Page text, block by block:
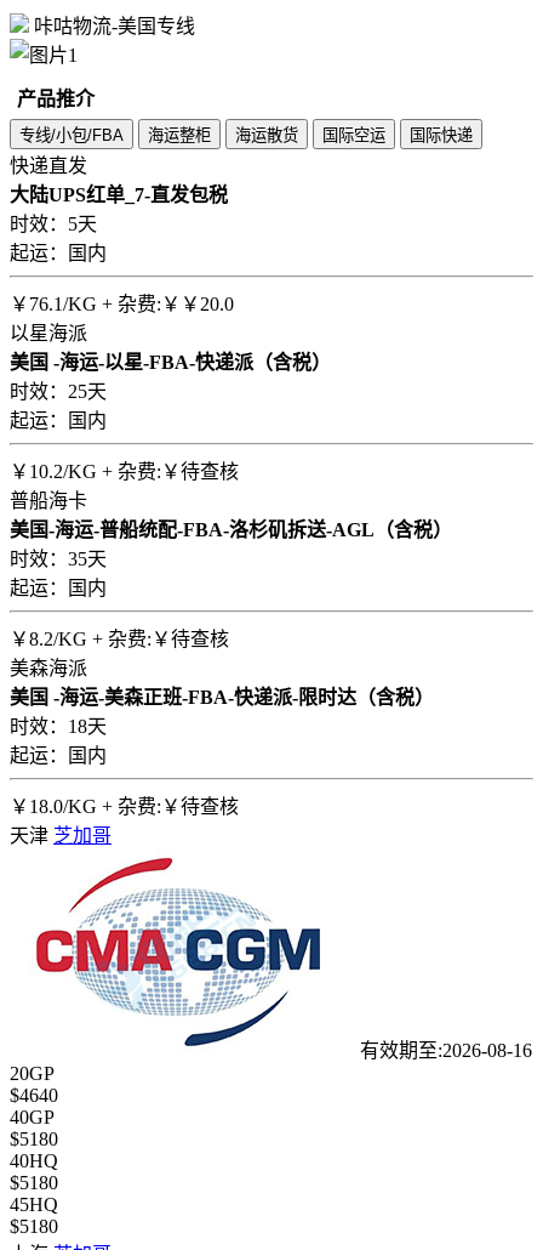
咔咕物流-美国专线
产品推介
专线/小包/FBA 海运整柜 海运散货 国际空运 国际快递
快递直发
大陆UPS红单_7-直发包税
时效：5天
起运：国内
￥ 76.1/KG + 杂费:￥￥20.0
以星海派
美国 -海运-以星-FBA-快递派（含税）
时效：25天
起运：国内
￥ 10.2/KG + 杂费:￥待查核
普船海卡
美国-海运-普船统配-FBA-洛杉矶拆送-AGL（含税）
时效：35天
起运：国内
￥8.2/KG + 杂费:￥待查核
美森海派
美国 -海运-美森正班-FBA-快递派-限时达（含税）
时效：18天
起运：国内
￥ 18.0/KG + 杂费:￥待查核
天津 芝加哥
有效期至:2026-08-16
20GP
$4640
40GP
$5180
40HQ
$5180
45HQ
$5180